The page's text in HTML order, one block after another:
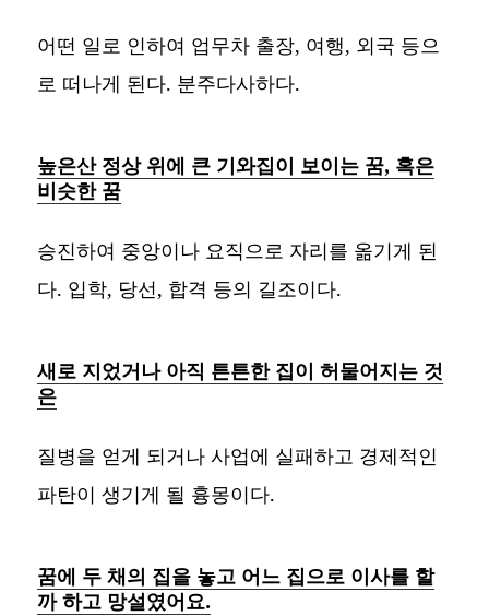
어떤 일로 인하여 업무차 출장, 여행, 외국 등으
로 떠나게 된다. 분주다사하다.
높은산 정상 위에 큰 기와집이 보이는 꿈, 혹은
비슷한 꿈
승진하여 중앙이나 요직으로 자리를 옮기게 된
다. 입학, 당선, 합격 등의 길조이다.
새로 지었거나 아직 튼튼한 집이 허물어지는 것
은
질병을 얻게 되거나 사업에 실패하고 경제적인
파탄이 생기게 될 흉몽이다.
꿈에 두 채의 집을 놓고 어느 집으로 이사를 할
까 하고 망설였어요.